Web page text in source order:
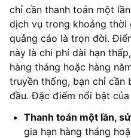
chỉ cần thanh toán một
dịch vụ trong khoảng
quảng cáo là trọn đời.
này là chi phí dài hạn
hàng tháng hoặc hàng
truyền thống, bạn chỉ cần
đầu. Đặc điểm nổi bật
Thanh toán một lần,
gia hạn hàng tháng